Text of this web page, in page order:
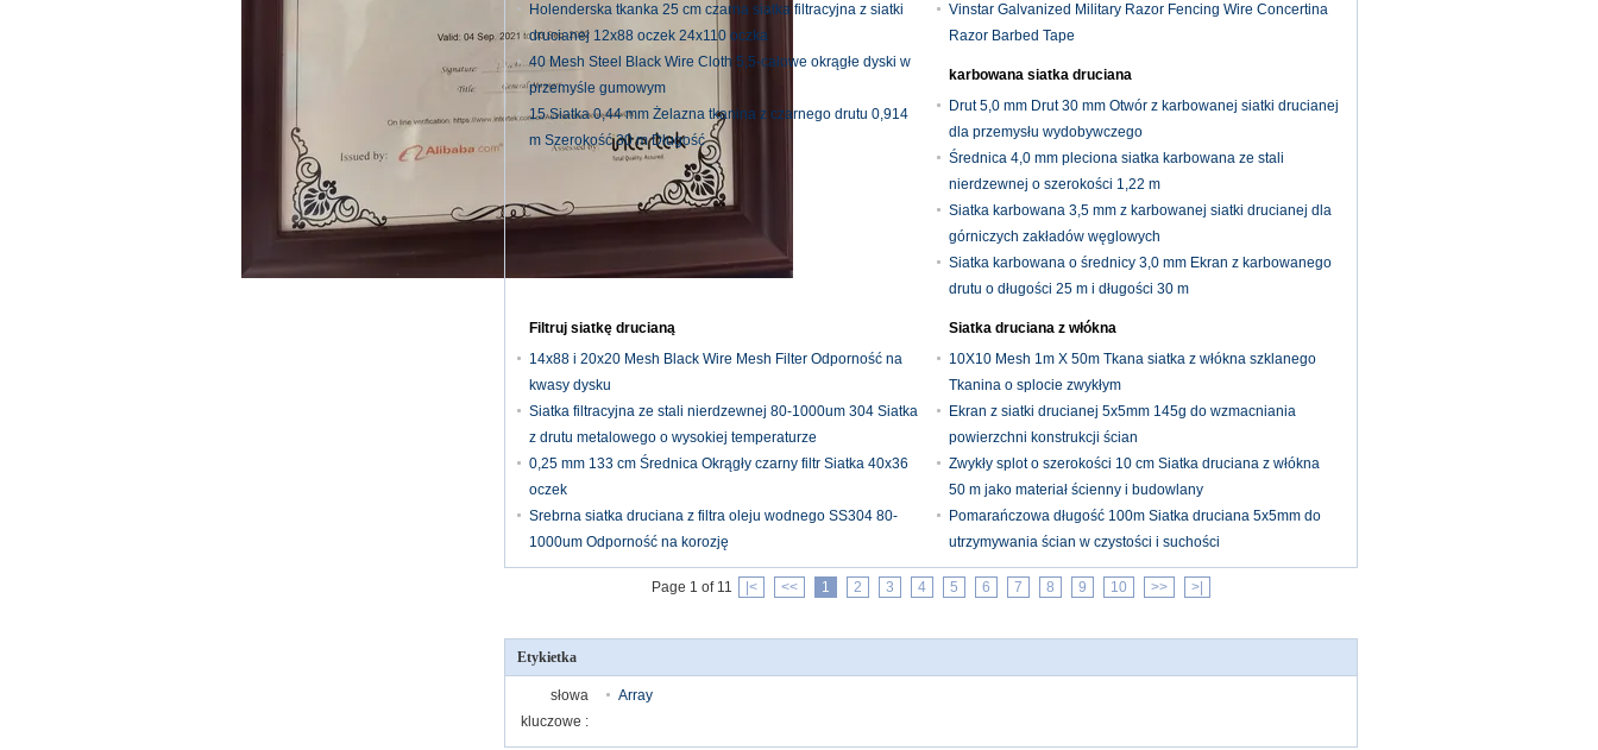
Holenderska tkanka 25 cm czarna siatka filtracyjna z siatki
drucianej 12x88 oczek 24x110 oczka
40 Mesh Steel Black Wire Cloth 5,5-calowe okrągłe dyski w
przemyśle gumowym
15 Siatka 0,44 mm Żelazna tkanina z czarnego drutu 0,914
m Szerokość 30 m Długość
Vinstar Galvanized Military Razor Fencing Wire Concertina
Razor Barbed Tape
karbowana siatka druciana
Drut 5,0 mm Drut 30 mm Otwór z karbowanej siatki drucianej
dla przemysłu wydobywczego
Średnica 4,0 mm pleciona siatka karbowana ze stali
nierdzewnej o szerokości 1,22 m
Siatka karbowana 3,5 mm z karbowanej siatki drucianej dla
górniczych zakładów węglowych
Siatka karbowana o średnicy 3,0 mm Ekran z karbowanego
drutu o długości 25 m i długości 30 m
Filtruj siatkę drucianą
14x88 i 20x20 Mesh Black Wire Mesh Filter Odporność na
kwasy dysku
Siatka filtracyjna ze stali nierdzewnej 80-1000um 304 Siatka
z drutu metalowego o wysokiej temperaturze
0,25 mm 133 cm Średnica Okrągły czarny filtr Siatka 40x36
oczek
Srebrna siatka druciana z filtra oleju wodnego SS304 80-
1000um Odporność na korozję
Siatka druciana z włókna
10X10 Mesh 1m X 50m Tkana siatka z włókna szklanego
Tkanina o splocie zwykłym
Ekran z siatki drucianej 5x5mm 145g do wzmacniania
powierzchni konstrukcji ścian
Zwykły splot o szerokości 10 cm Siatka druciana z włókna
50 m jako materiał ścienny i budowlany
Pomarańczowa długość 100m Siatka druciana 5x5mm do
utrzymywania ścian w czystości i suchości
Page 1 of 11 |< << 1 2 3 4 5 6 7 8 9 10 >> >|
Etykietka
słowa
kluczowe :
Array